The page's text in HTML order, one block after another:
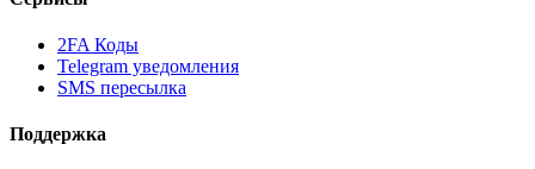
2FA Коды
Telegram уведомления
SMS пересылка
Поддержка